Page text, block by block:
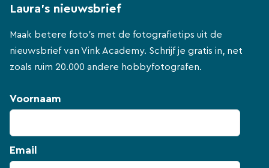
Laura's nieuwsbrief
Maak betere foto's met de fotografietips uit de
nieuwsbrief van Vink Academy. Schrijf je gratis in, net
zoals ruim 20.000 andere hobbyfotografen.
Voornaam
Email